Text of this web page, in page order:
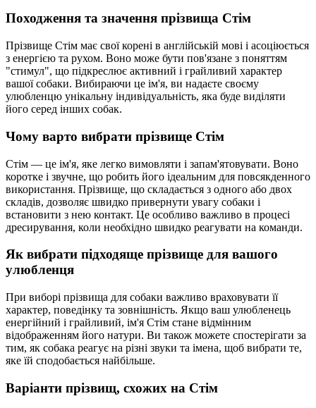
Походження та значення прізвища Стім
Прізвище Стім має свої корені в англійській мові і асоціюється
з енергією та рухом. Воно може бути пов'язане з поняттям
"стимул", що підкреслює активний і грайливий характер
вашої собаки. Вибираючи це ім'я, ви надаєте своєму
улюбленцю унікальну індивідуальність, яка буде виділяти
його серед інших собак.
Чому варто вибрати прізвище Стім
Стім — це ім'я, яке легко вимовляти і запам'ятовувати. Воно
коротке і звучне, що робить його ідеальним для повсякденного
використання. Прізвище, що складається з одного або двох
складів, дозволяє швидко привернути увагу собаки і
встановити з нею контакт. Це особливо важливо в процесі
дресирування, коли необхідно швидко реагувати на команди.
Як вибрати підходяще прізвище для вашого
улюбленця
При виборі прізвища для собаки важливо враховувати її
характер, поведінку та зовнішність. Якщо ваш улюбленець
енергійний і грайливий, ім'я Стім стане відмінним
відображенням його натури. Ви також можете спостерігати за
тим, як собака реагує на різні звуки та імена, щоб вибрати те,
яке їй сподобається найбільше.
Варіанти прізвищ, схожих на Стім